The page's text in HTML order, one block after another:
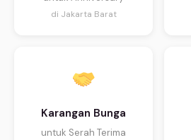
di Jakarta Barat
Karangan Bunga
untuk Serah Terima